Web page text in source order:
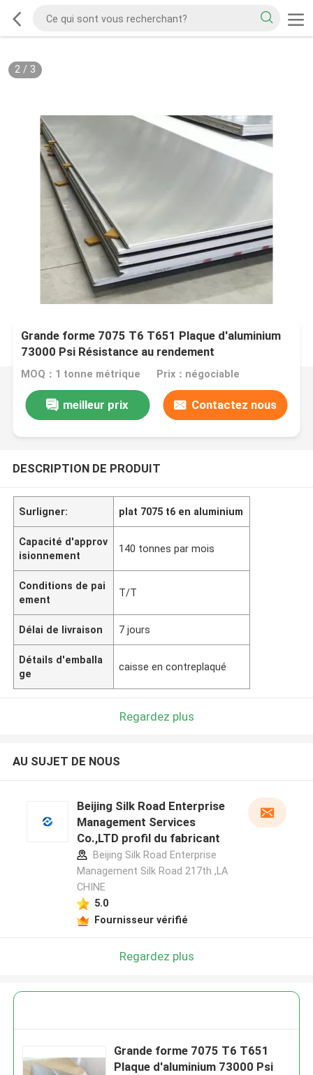
2/ 3
Grande forme 7075 T6 T651 Plaque d'aluminium
73000 Psi Résistance au rendement
MOQ：1 tonne métrique Prix：négociable
meilleur prix Contactez nous
DESCRIPTION DE PRODUIT
Surligner: plat 7075 t6 en aluminium
Capacité d'approv
isionnement
140 tonnes par mois
Conditions de pai
ement
T/T
Délai de livraison 7 jours
Détails d'emballa
ge
caisse en contreplaqué
Regardez plus
AU SUJET DE NOUS
Beijing Silk Road Enterprise
Management Services
Co.,LTD profil du fabricant
Beijing Silk Road Enterprise
Management Silk Road 217th ,LA
CHINE
5.0
Fournisseur vérifié
Regardez plus
Grande forme 7075 T6 T651
Plaque d'aluminium 73000 Psi